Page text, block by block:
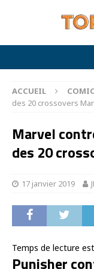
ACCUEIL
des 20 crossovers
Marvel
des 20
17 janvier 2019
Temps de lecture
Punisher